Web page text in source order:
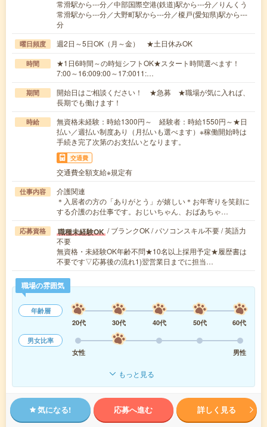
常滑駅から---分／中部国際空港(鉄道)駅から---分／りんくう
常滑駅から---分／大野町駅から---分／榎戸(愛知県)駅から---
分
曜日頻度 週2日～5日OK（月～金） ★土日休みOK
時間
★1日6時間～の時短シフトOK★スタート時間選べます！
7:00～16:009:00～17:0011:…
期間
開始日はご相談ください！ ★急募 ★職場が気に入れば、
長期でも働けます！
時給
無資格未経験：時給1300円～ 経験者：時給1550円～★日
払い／週払い制度あり（月払いも選べます）※稼働開始時は
手続き完了次第のお支払いとなります。
交通費
交通費全額支給※規定有
仕事内容
介護関連
＊入居者の方の「ありがとう」が嬉しい＊お年寄りを笑顔に
する介護のお仕事です。おじいちゃん、おばあちゃ…
応募資格 職種未経験OK / ブランクOK / パソコンスキル不要 / 英語力
不要
無資格・未経験OK年齢不問★10名以上採用予定★履歴書は
不要です▽応募後の流れ1)翌営業日までに担当…
職場の雰囲気
年齢層
20代
30代 40代 50代
60代
男女比率
女性
男性
もっと見る
気になる! 応募へ進む 詳しく見る